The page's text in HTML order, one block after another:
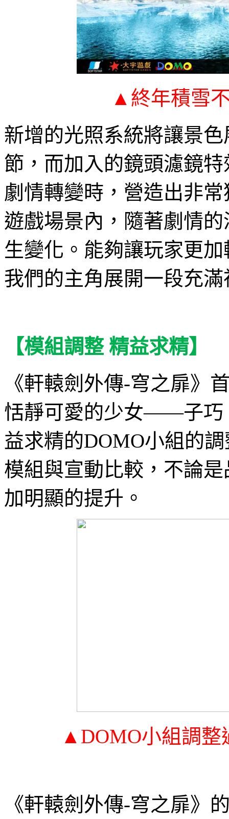
▲ 終年積雪
新增的光照系統將讓景
節，而加入的鏡頭濾鏡
劇情轉變時，營造出非
遊戲場景內，隨著劇情
生變化。能夠讓玩家更
我們的主角展開一段充
【模組調整 精益求精】
《軒轅劍外傳-穹之扉》
恬靜可愛的少女——子巧
益求精的DOMO小組的
模組與宣動比較，不論
加明顯的提升。
▲ DOMO小組調整
《軒轅劍外傳-穹之扉》